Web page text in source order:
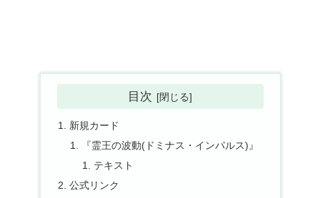
目次
新規カード
『霊王の波動(ドミナス・インパルス)』
テキスト
公式リンク